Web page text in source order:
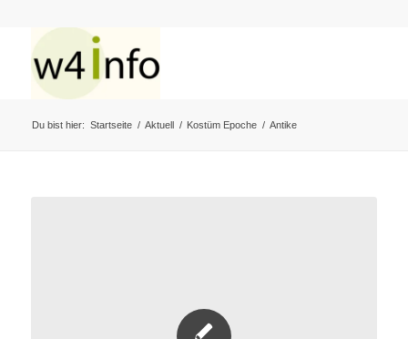
Du bist hier: Startseite / Aktuell / Kostüm Epoche / Antike